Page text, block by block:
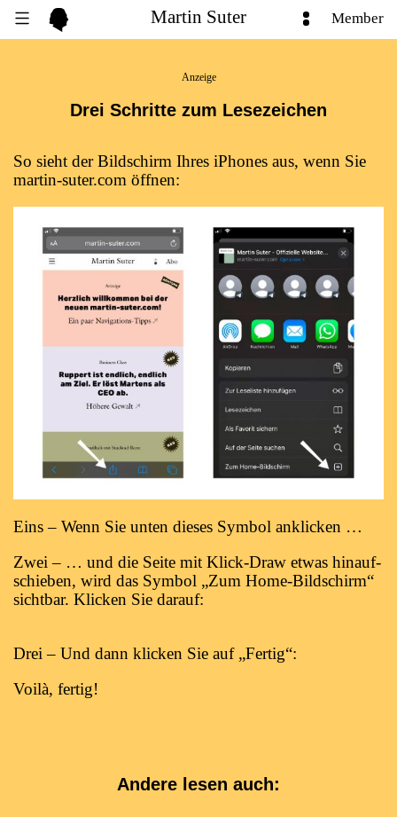
Martin Suter Member
Anzeige
Drei Schritte zum Lesezeichen
So sieht der Bild­schirm Ih­res iPho­nes aus, wenn Sie
martin-suter.com öffnen:
Eins – Wenn Sie un­ten die­ses Sym­bol anklicken …
Zwei – … und die Sei­te mit Klick-Draw et­was hin­auf­
schie­ben, wird das Sym­bol „Zum Home-Bild­schirm“
sicht­bar. Kli­cken Sie darauf:
Drei – Und dann kli­cken Sie auf „Fer­tig“:
Voi­là, fertig!
Andere lesen auch: